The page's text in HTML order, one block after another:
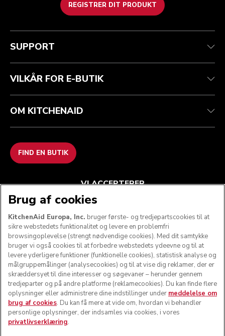
REGISTRER DIT PRODUKT
Health check
Spor din ordre
Garanti og dokumenter
Ofte stillede spørgsmål
Vilkår og betingelser
Returnering og refusion
Imprint
ODR
Mærket
Find en butik
SUPPORT
VILKÅR FOR E-BUTIK
OM KITCHENAID
FIND EN BUTIK
VI ACCEPTERER
FØLG OS
Brug af cookies
KitchenAid Europa, Inc. bruger første- og tredjepartscookies til at
sikre webstedets funktionalitet og levere en problemfri
browsingoplevelse (strengt nødvendige cookies). Med dit samtykke
bruger vi også cookies til at forbedre webstedets ydeevne og til at
levere yderligere funktioner (funktionelle cookies), statistisk analyse og
målgruppemålinger (analysecookies) og til at vise dig reklamer, der er
skræddersyet til dine interesser og søgevaner – herunder gennem
tredjeparter og på andre platforme (reklamecookies). Du kan finde flere
oplysninger eller administrere dine indstillinger under meddelelse om
brug af cookies. Du kan få mere at vide om, hvordan vi behandler
personlige oplysninger, der indsamles via cookies, i vores
privatlivserklæring.